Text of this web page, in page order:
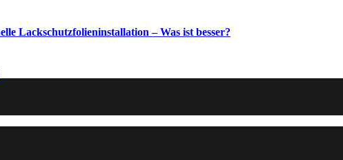
Lackschutzfolieninstallation – Was ist besser?